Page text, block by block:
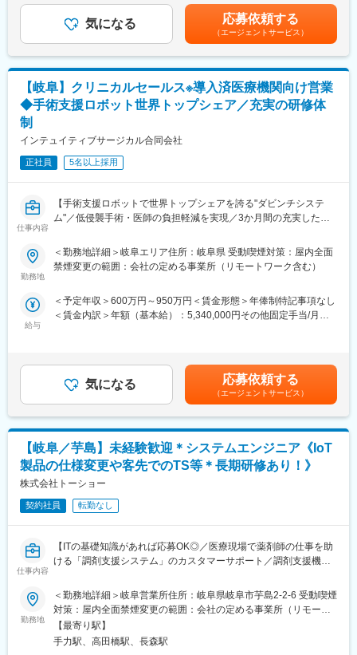
工場見学は、「よい面だけを見せる」場ではありません。ありの
ままをできるだけ分かりやすくお伝えすることを大切にしていま
す。「納得して判断できた」と感じていただくことが、私たちに
う選考を行うことを大切にしています。
■職務内容
ます。様々な機械を使ってその部品を作る仕事を担当いただきき
・当社全体で400名の製造担当が在籍。中途比率は85％！
・年齢別比率：20代22％、30代36％、40代31％
◎教育制度
・配属前に専門の研修で図面の読み方、製品検査方法などを習得
がら機械加工の技術を学んでいただきます。
◎働きやすさ
・有給平均取得：約16日
■通勤について（実際のエリア）
・車通勤OK（無料駐車場完備）
・ガソリン代支給
2019年3年に関市より「女性が働きやすい職場認定」を受けまし
た。
https://www.daidoplainbearings.com/recruit/staff/interview01/
あくまでも目安の金額であり、選考を通じて上下する可能性があ
ります。月給(月額)は固定手当を含めた表記です。
気になる 応募依頼する
（エージェントサービス）
【岐阜】クリニカルセールス※導入済医療機関向け営業
◆手術支援ロボット世界トップシェア／充実の研修体
制
インテュイティブサージカル合同会社
正社員 5名以上採用
仕事内容
【手術支援ロボットで世界トップシェアを誇る"ダビンチシステ
ム"／低侵襲手術・医師の負担軽減を実現／3か月間の充実したト
■業務内容：
今回のクリニカルセールスは、当社の「ダヴィンチシステム」を
せん
〈具体的には〉
る促進に繋げます。
※泌尿器科では同社製品を使っているものの他の科で使って頂けて
いない場合など、使用経験の無い医師へのアプローチを含む
◇外科医、医療スタッフとのダビンチ手術に関するMTG、ダヴィ
ンチを使用した手術への立会い
◇サーティフィケイト（手術用ロボット"ダビンチシステム"を使用
するための認定証）取得サポート。同社製品の適性使用のための
医療従者とのトレーニング。
■働き方
す。
基本的に土日祝休みとなりますが、医師へのトレーニング等で休
※手術立ち合い頻度は平均週2回程度（担当施設によって変動しま
す）です。
■入社後研修
入社後3か月はトレーニングセンター、またはリモートにて研修を
勤務地
＜勤務地詳細＞岐阜エリア住所：岐阜県 受動喫煙対策：屋内全面
禁煙変更の範囲：会社の定める事業所（リモートワーク含む）
給与
＜予定年収＞600万円～950万円＜賃金形態＞年俸制特記事項なし
＜賃金内訳＞年額（基本給）：5,340,000円その他固定手当/月：
あり、選考を通じて上下する可能性があります。月給(月額)は固定
手当を含めた表記です。
気になる 応募依頼する
（エージェントサービス）
【岐阜／芋島】未経験歓迎＊システムエンジニア《IoT
製品の仕様変更や客先でのTS等＊長期研修あり！》
株式会社トーショー
契約社員 転勤なし
仕事内容
【ITの基礎知識があれば応募OK◎／医療現場で薬剤師の仕事を助
ける「調剤支援システム」のカスタマーサポート／調剤支援機
【はじめに】
当ポジションは自社販売している大型IoT製品や薬剤システムの運
用～保守を担うシステムエンジニア職となっております。未経験
からチャレンジできる事に加えて、メーカー直雇用という貴重な
勤務地
＜勤務地詳細＞岐阜営業所住所：岐阜県岐阜市芋島2-2-6 受動喫煙
対策：屋内全面禁煙変更の範囲：会社の定める事業所（リモート
ワーク含む）
【最寄り駅】
手力駅、高田橋駅、長森駅